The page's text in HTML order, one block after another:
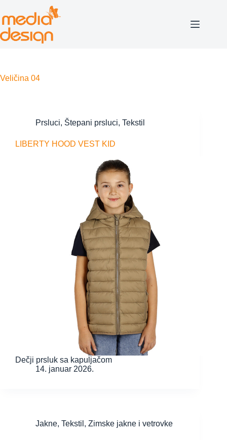
content
Veličina 04
Prsluci, Štepani prsluci, Tekstil
LIBERTY HOOD VEST KID
Dečji prsluk sa kapuljačom
14. januar 2026.
Jakne, Tekstil , Zimske jakne i vetrovke